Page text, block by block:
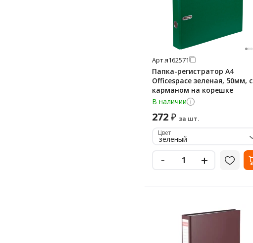
Арт.я162571
Папка-регистратор А4
Officespace зеленая, 50мм, с
карманом на корешке
В наличии
272₽ за шт.
Цвет
зеленый
- +